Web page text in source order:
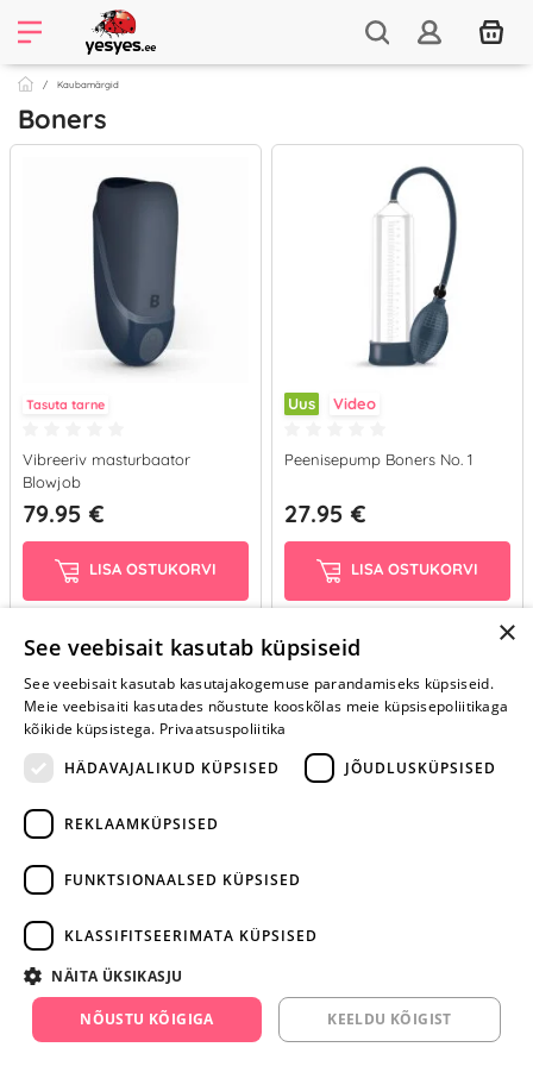
Kaubamärgid
Boners
Tasuta tarne
Vibreeriv masturbaator
Blowjob
79.95 €
LISA OSTUKORVI
Uus Video
Peenisepump Boners No. 1
27.95 €
LISA OSTUKORVI
facebook.com/yesyes.ee
Instagram/yesyes.ee
×
See veebisait kasutab küpsiseid
See veebisait kasutab kasutajakogemuse parandamiseks küpsiseid.
Meie veebisaiti kasutades nõustute kooskõlas meie küpsisepoliitikaga
kõikide küpsistega. Privaatsuspoliitika
HÄDAVAJALIKUD KÜPSISED
JÕUDLUSKÜPSISED
REKLAAMKÜPSISED
FUNKTSIONAALSED KÜPSISED
KLASSIFITSEERIMATA KÜPSISED
NÄITA ÜKSIKASJU
NÕUSTU KÕIGIGA KEELDU KÕIGIST